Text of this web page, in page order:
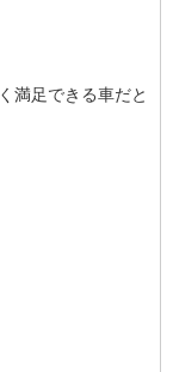
満足できる車だと